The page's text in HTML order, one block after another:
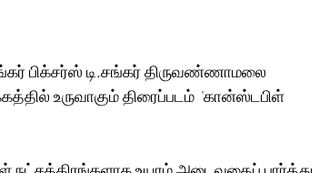
பிக்சர்ஸ் டி.சங்கர் திருவண்ணாமலை
உருவாகும் திரைப்படம்  'கான்ஸ்டபிள்